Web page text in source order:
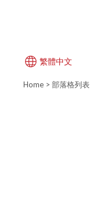
繁體中文
Home > 部落格列表